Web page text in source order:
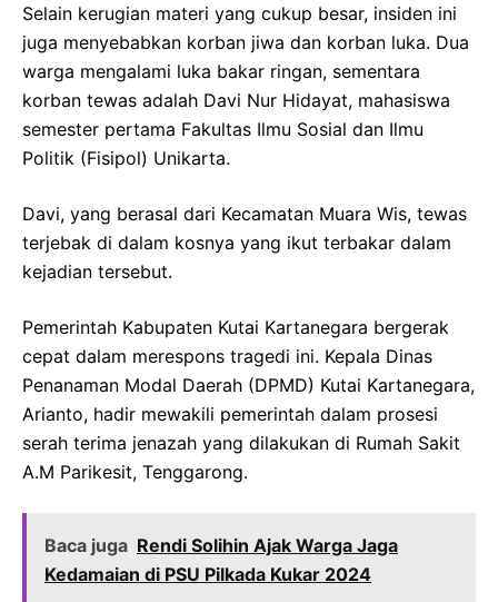
Selain kerugian materi yang cukup besar, insiden ini
juga menyebabkan korban jiwa dan korban luka. Dua
warga mengalami luka bakar ringan, sementara
korban tewas adalah Davi Nur Hidayat, mahasiswa
semester pertama Fakultas Ilmu Sosial dan Ilmu
Politik (Fisipol) Unikarta.
Davi, yang berasal dari Kecamatan Muara Wis, tewas
terjebak di dalam kosnya yang ikut terbakar dalam
kejadian tersebut.
Pemerintah Kabupaten Kutai Kartanegara bergerak
cepat dalam merespons tragedi ini. Kepala Dinas
Penanaman Modal Daerah (DPMD) Kutai Kartanegara,
Arianto, hadir mewakili pemerintah dalam prosesi
serah terima jenazah yang dilakukan di Rumah Sakit
A.M Parikesit, Tenggarong.
Baca juga Rendi Solihin Ajak Warga Jaga
Kedamaian di PSU Pilkada Kukar 2024